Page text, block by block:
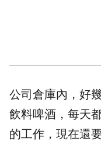
公司倉庫內，好
飲料啤酒，每天
的工作，現在還